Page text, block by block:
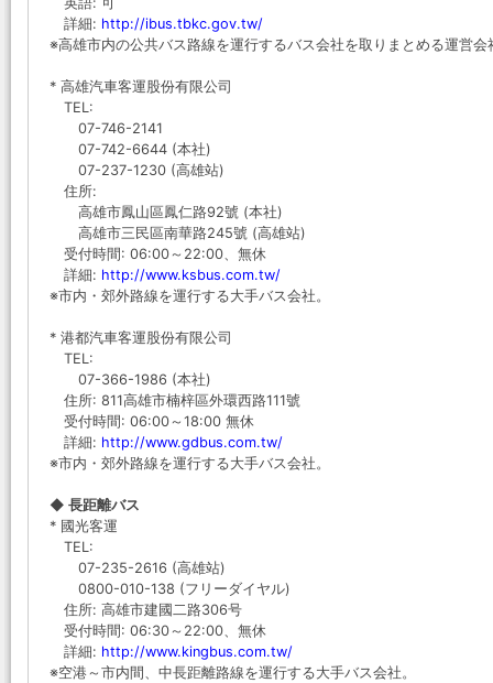
詳細: http://ibus.tbkc.gov.tw/
※高雄市内の公共バス路線を運行するバス会社を取りまとめる運営会
* 高雄汽車客運股份有限公司
TEL:
07-746-2141
07-742-6644 (本社)
07-237-1230 (高雄站)
住所:
高雄市鳳山區鳳仁路92號 (本社)
高雄市三民區南華路245號 (高雄站)
受付時間: 06:00～22:00、無休
詳細: http://www.ksbus.com.tw/
※市内・郊外路線を運行する大手バス会社。
* 港都汽車客運股份有限公司
TEL:
07-366-1986 (本社)
住所: 811高雄市楠梓區外環西路111號
受付時間: 06:00～18:00 無休
詳細: http://www.gdbus.com.tw/
※市内・郊外路線を運行する大手バス会社。
◆ 長距離バス
* 國光客運
TEL:
07-235-2616 (高雄站)
0800-010-138 (フリーダイヤル)
住所: 高雄市建國二路306号
受付時間: 06:30～22:00、無休
詳細: http://www.kingbus.com.tw/
※空港～市内間、中長距離路線を運行する大手バス会社。